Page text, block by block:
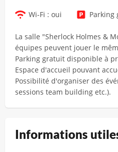
Wi-Fi : oui Parking
La salle "Sherlock Holmes &
équipes peuvent jouer le
Parking gratuit disponible à
Espace d'accueil pouvant
Possibilité d'organiser des
sessions team building etc.).
Informations